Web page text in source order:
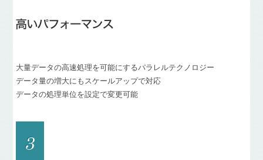
大量データの高速処理を可能にするパラレルテクノロジー
データ量の増大にもスケールアップで対応
データの処理単位を設定で変更可能